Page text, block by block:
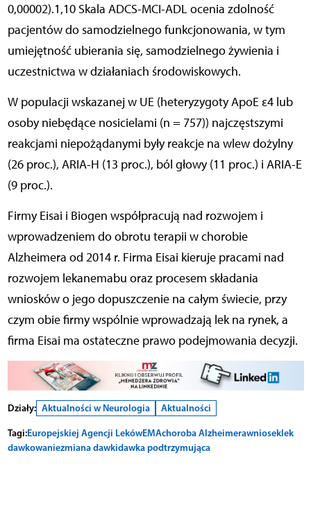
0,00002).1,10 Skala ADCS-MCI-ADL ocenia zdolność
pacjentów do samodzielnego funkcjonowania, w tym
umiejętność ubierania się, samodzielnego żywienia i
uczestnictwa w działaniach środowiskowych.
W populacji wskazanej w UE (heteryzygoty ApoE ε4 lub
osoby niebędące nosicielami (n = 757)) najczęstszymi
reakcjami niepożądanymi były reakcje na wlew dożylny
(26 proc.), ARIA-H (13 proc.), ból głowy (11 proc.) i ARIA-E
(9 proc.).
Firmy Eisai i Biogen współpracują nad rozwojem i
wprowadzeniem do obrotu terapii w chorobie
Alzheimera od 2014 r. Firma Eisai kieruje pracami nad
rozwojem lekanemabu oraz procesem składania
wniosków o jego dopuszczenie na całym świecie, przy
czym obie firmy wspólnie wprowadzają lek na rynek, a
firma Eisai ma ostateczne prawo podejmowania decyzji.
Działy: Aktualności w Neurologia
Aktualności
Tagi:Europejskiej Agencji LekówEMAchoroba Alzheimerawnioseklek
dawkowaniezmiana dawkidawka podtrzymująca